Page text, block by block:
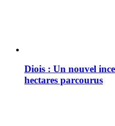
Diois : Un nouvel
hectares parcourus